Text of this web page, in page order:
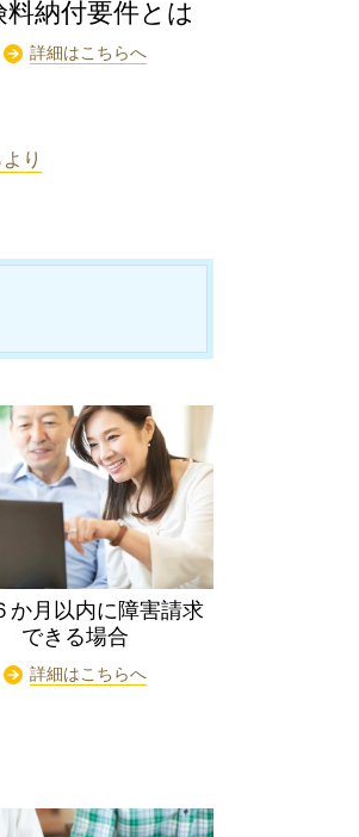
料納付要件とは
詳細はこちらへ
り
か月以内に障害請求
できる場合
詳細はこちらへ